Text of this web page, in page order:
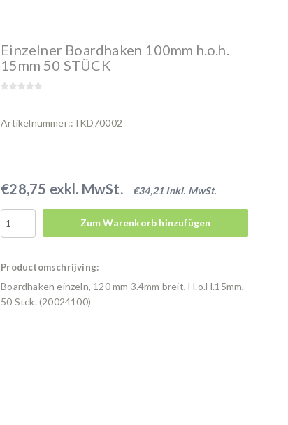
Einzelner Boardhaken 100mm h.o.h.
15mm 50 STÜCK
Artikelnummer:: IKD70002
€28,75 exkl. MwSt. €34,21 Inkl. MwSt.
Zum Warenkorb hinzufügen
Productomschrijving:
Boardhaken einzeln, 120 mm 3.4mm breit, H.o.H.15mm,
50 Stck. (20024100)